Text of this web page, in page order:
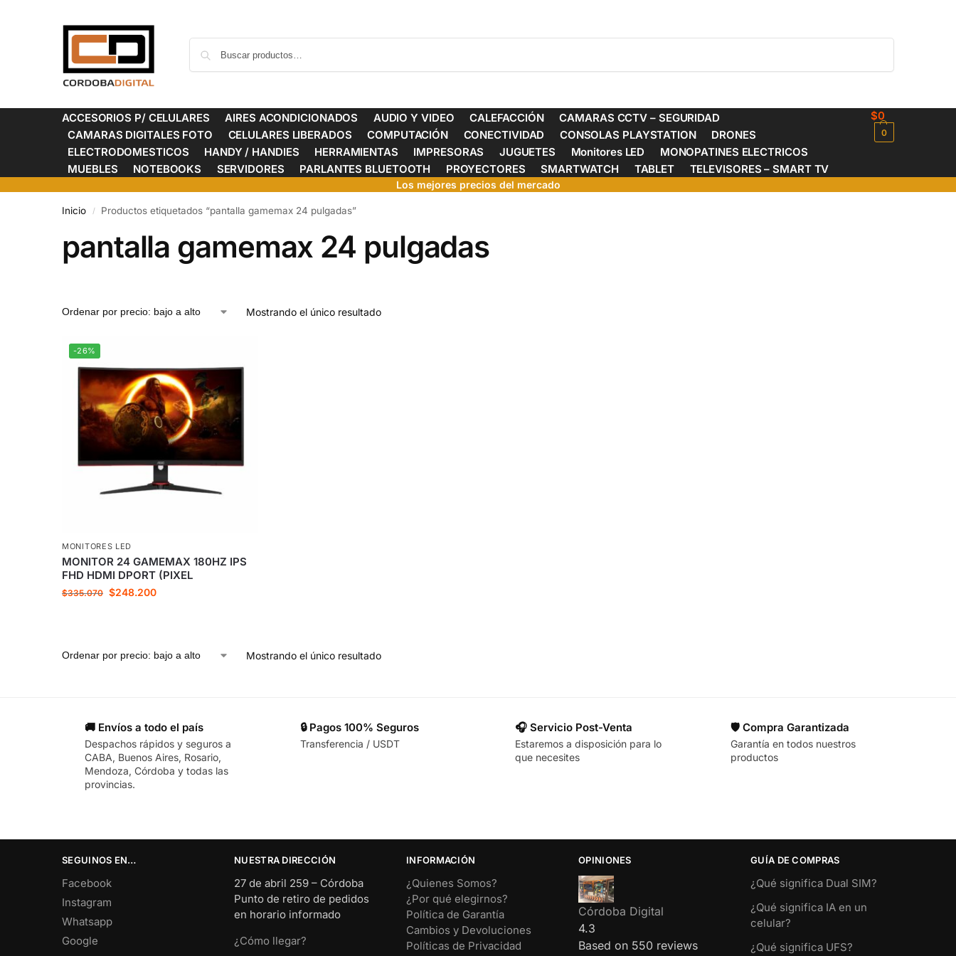
ACCESORIOS P/ CELULARES AIRES ACONDICIONADOS AUDIO Y VIDEO CALEFACCIÓN
CAMARAS CCTV – SEGURIDAD
CAMARAS DIGITALES FOTO
CELULARES LIBERADOS COMPUTACIÓN CONECTIVIDAD CONSOLAS PLAYSTATION
DRONES
ELECTRODOMESTICOS
HANDY / HANDIES HERRAMIENTAS IMPRESORAS JUGUETES Monitores LED
MONOPATINES ELECTRICOS
MUEBLES
NOTEBOOKS SERVIDORES PARLANTES BLUETOOTH PROYECTORES SMARTWATCH TABLET TELEVISORES – SMART TV
$0
0
Los mejores precios del mercado
Inicio / Productos etiquetados “pantalla gamemax 24 pulgadas”
pantalla gamemax 24 pulgadas
Mostrando el único resultado
-26%
MONITORES LED
MONITOR 24 GAMEMAX 180HZ IPS
FHD HDMI DPORT (PIXEL
$335.070 $248.200
Mostrando el único resultado
🚚 Envíos a todo el país
Despachos rápidos y seguros a
CABA, Buenos Aires, Rosario,
Mendoza, Córdoba y todas las
provincias.
🔒 Pagos 100% Seguros
Transferencia / USDT
🎧 Servicio Post-Venta
Estaremos a disposición para lo
que necesites
🛡️ Compra Garantizada
Garantía en todos nuestros
productos
SEGUINOS EN…
Facebook
Instagram
Whatsapp
Google
NUESTRA DIRECCIÓN
27 de abril 259 – Córdoba
Punto de retiro de pedidos
en horario informado
¿Cómo llegar?
INFORMACIÓN
¿Quienes Somos?
¿Por qué elegirnos?
Política de Garantía
Cambios y Devoluciones
Políticas de Privacidad
OPINIONES
Córdoba Digital
4.3
Based on 550 reviews
GUÍA DE COMPRAS
¿Qué significa Dual SIM?
¿Qué significa IA en un
celular?
¿Qué significa UFS?